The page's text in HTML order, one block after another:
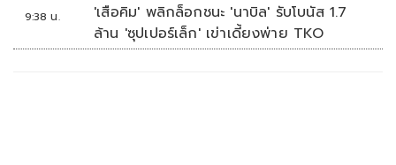
9:38 น.
'เสือคิม' พลิกล็อกชนะ 'นาบิล' รับโบนัส 1.7
ล้าน 'ซุปเปอร์เล็ก' เข่าเดี้ยงพ่าย TKO